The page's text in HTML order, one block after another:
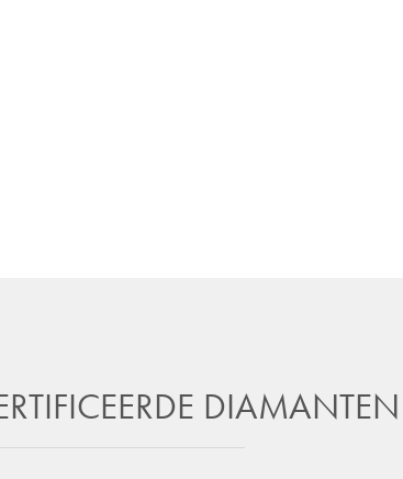
DIAMANTEN